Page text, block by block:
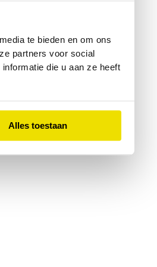
te bieden en om ons
partners voor social
die u aan ze heeft
Alles toestaan
consolefor more information).